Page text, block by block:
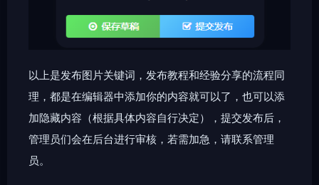
以上是发布图片关键词，发布教程和经验分享的流程同
理，都是在编辑器中添加你的内容就可以了，也可以添
加隐藏内容（根据具体内容自行决定），提交发布后，
管理员们会在后台进行审核，若需加急，请联系管理
员。